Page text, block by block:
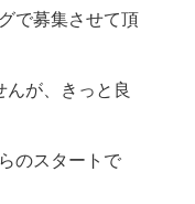
で募集させて頂
が、きっと良
のスタートで